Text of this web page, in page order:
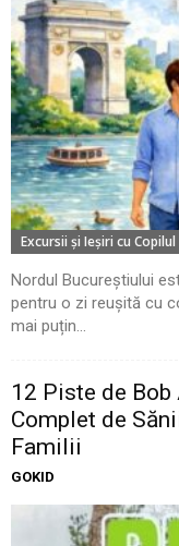
Excursii şi Ieşiri cu Copilul
Nordul Bucureștiului
pentru o zi reușită cu
mai puțin...
12 Piste de
Complet de
Familii
GOKID